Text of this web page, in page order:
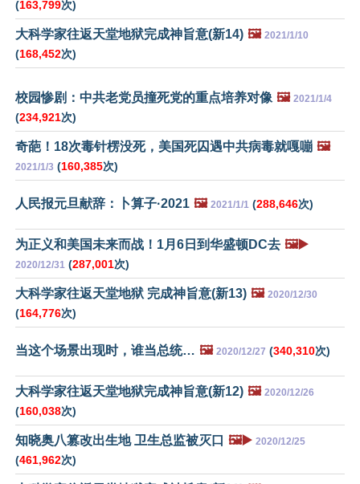
(163,799次)
大科学家往返天堂地狱完成神旨意(新14) 🖼️ 2021/1/10
(168,452次)
校园惨剧：中共老党员撞死党的重点培养对像 🖼️ 2021/1/4
(234,921次)
奇葩！18次毒针楞没死，美国死囚遇中共病毒就嘎嘣 🖼️
2021/1/3 (160,385次)
人民报元旦献辞：卜算子·2021 🖼️ 2021/1/1 (288,646次)
为正义和美国未来而战！1月6日到华盛顿DC去 🖼️▶️
2020/12/31 (287,001次)
大科学家往返天堂地狱 完成神旨意(新13) 🖼️ 2020/12/30
(164,776次)
当这个场景出现时，谁当总统… 🖼️ 2020/12/27 (340,310次)
大科学家往返天堂地狱完成神旨意(新12) 🖼️ 2020/12/26
(160,038次)
知晓奥八篡改出生地 卫生总监被灭口 🖼️▶️ 2020/12/25
(461,962次)